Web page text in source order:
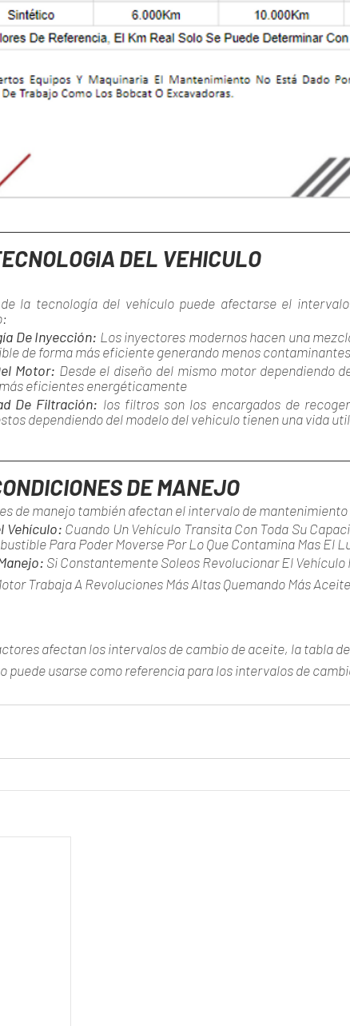
DEL VEHICULO
la tecnología del vehículo puede afectarse el
De Inyección: Los inyectores modernos hacen una
de forma más eficiente generando menos
Motor: Desde el diseño del mismo motor dependiendo
eficientes energéticamente
De Filtración: los filtros son los encargados de
dependiendo del modelo del vehiculo tienen una vida
DE MANEJO
de manejo también afectan el intervalo de mantenimiento
Vehículo: Cuando Un Vehículo Transita Con Toda Su
Para Poder Moverse Por Lo Que Contamina Mas El
Si Constantemente Soleos Revolucionar El Vehículo
Trabaja A Revoluciones Más Altas Quemando Más Aceite
afectan los intervalos de cambio de aceite, la tabla
puede usarse como referencia para los intervalos de